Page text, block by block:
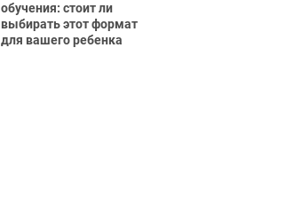
обучения: стоит ли
выбирать этот формат
для вашего ребенка